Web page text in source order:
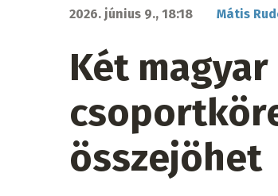
2026. június 9., 18:18 Mátis
Két
összejöhet